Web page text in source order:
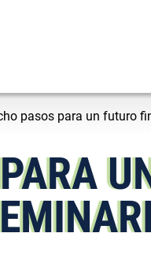
pasos para un futuro